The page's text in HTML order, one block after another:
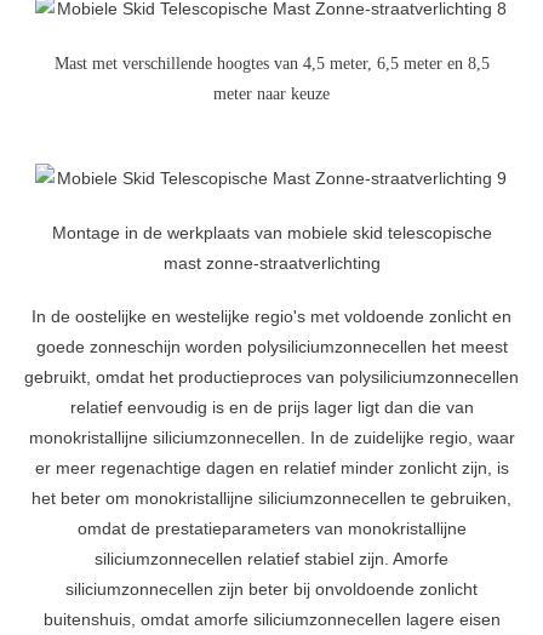
Mast met verschillende hoogtes van 4,5 meter, 6,5 meter en 8,5
meter naar keuze
Montage in de werkplaats van mobiele skid telescopische
mast zonne-straatverlichting
In de oostelijke en westelijke regio's met voldoende zonlicht en
goede zonneschijn worden polysiliciumzonnecellen het meest
gebruikt, omdat het productieproces van polysiliciumzonnecellen
relatief eenvoudig is en de prijs lager ligt dan die van
monokristallijne siliciumzonnecellen. In de zuidelijke regio, waar
er meer regenachtige dagen en relatief minder zonlicht zijn, is
het beter om monokristallijne siliciumzonnecellen te gebruiken,
omdat de prestatieparameters van monokristallijne
siliciumzonnecellen relatief stabiel zijn. Amorfe
siliciumzonnecellen zijn beter bij onvoldoende zonlicht
buitenshuis, omdat amorfe siliciumzonnecellen lagere eisen